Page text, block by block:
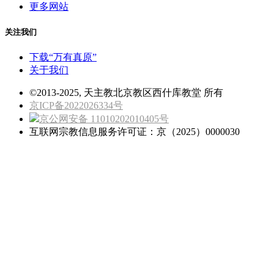
更多网站
关注我们
下载“万有真原”
关于我们
©2013-2025, 天主教北京教区西什库教堂 所有
京ICP备2022026334号
京公网安备 11010202010405号
互联网宗教信息服务许可证：京（2025）0000030